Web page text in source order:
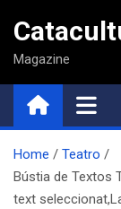
contenido
Magazine
Home
Teatro
Bústia de Textos
text